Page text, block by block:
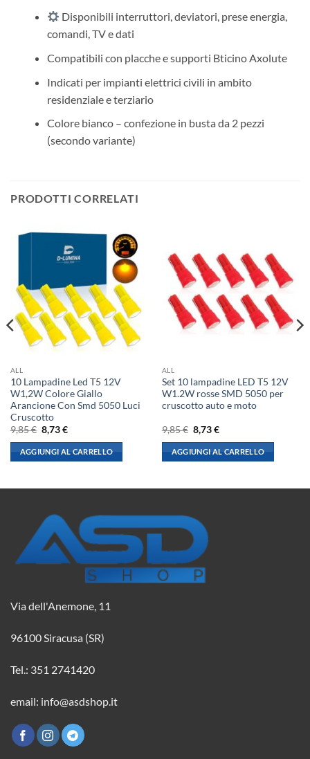
Disponibili interruttori, deviatori, prese energia,
comandi, TV e dati
Compatibili con placche e supporti Bticino Axolute
Indicati per impianti elettrici civili in ambito
residenziale e terziario
Colore bianco – confezione in busta da 2 pezzi
(secondo variante)
PRODOTTI CORRELATI
ALL
10 Lampadine Led T5 12V
W1,2W Colore Giallo
Arancione Con Smd 5050 Luci
Cruscotto
9,85€ Il
prezzo
originale
era:
9,85 €.
8,73€Il
attuale
è:
8,73 €.
AGGIUNGI AL CARRELLO
ALL
Set 10 lampadine LED T5 12V
W1.2W rosse SMD 5050 per
cruscotto auto e moto
9,85€ Il
prezzo
originale
era:
9,85 €.
8,73€Il
attuale
è:
8,73 €.
AGGIUNGI AL CARRELLO
Via dell'Anemone, 11
96100 Siracusa (SR)
Tel.: 351 2741420
email: info@asdshop.it